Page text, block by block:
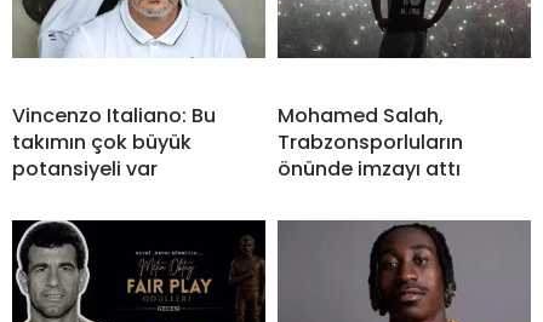
Vincenzo Italiano: Bu
takımın çok büyük
potansiyeli var
Mohamed Salah,
Trabzonsporluların
önünde imzayı attı